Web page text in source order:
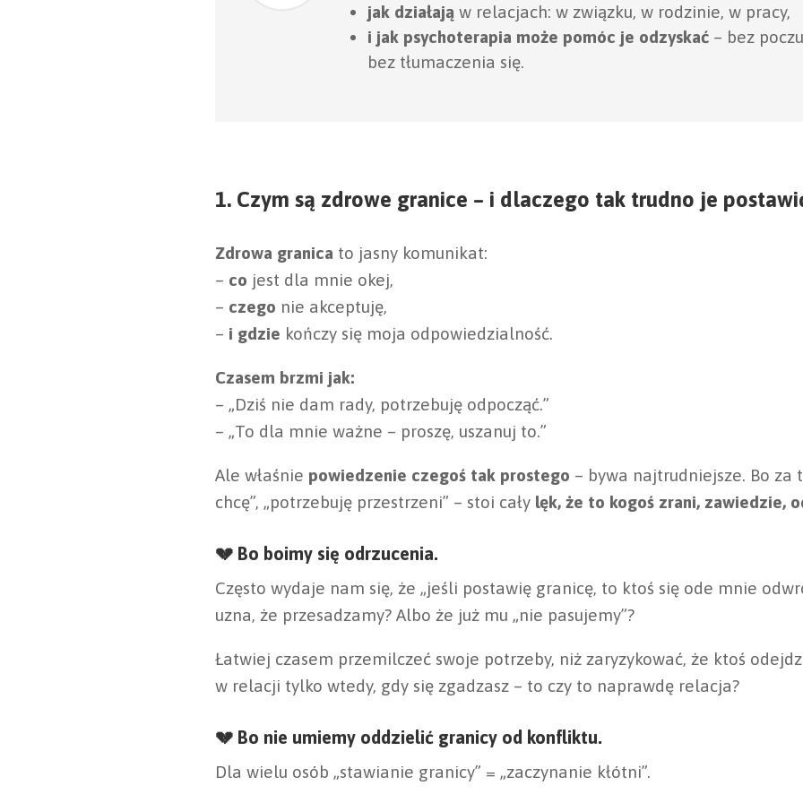
jak działają w relacjach: w związku, w rodzinie, w pracy,
i jak psychoterapia może pomóc je odzyskać – bez
bez tłumaczenia się.
1. Czym są zdrowe granice – i dlaczego tak trudno je
Zdrowa granica to jasny komunikat:
– co jest dla mnie okej,
– czego nie akceptuję,
– i gdzie kończy się moja odpowiedzialność.
Czasem brzmi jak:
– „Dziś nie dam rady, potrzebuję odpocząć.”
– „To dla mnie ważne – proszę, uszanuj to.”
Ale właśnie powiedzenie czegoś tak prostego – bywa najtrudniejsze. Bo za
chcę”, „potrzebuję przestrzeni” – stoi cały lęk, że to kogoś zrani, zawiedzie,
💔 Bo boimy się odrzucenia.
Często wydaje nam się, że „jeśli postawię granicę, to ktoś się ode mnie
uzna, że przesadzamy? Albo że już mu „nie pasujemy”?
Łatwiej czasem przemilczeć swoje potrzeby, niż zaryzykować, że ktoś
w relacji tylko wtedy, gdy się zgadzasz – to czy to naprawdę relacja?
💔 Bo nie umiemy oddzielić granicy od konfliktu.
Dla wielu osób „stawianie granicy” = „zaczynanie kłótni”.